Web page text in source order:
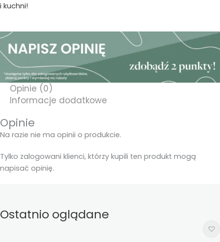
i kuchni!
Opinie (0)
Informacje dodatkowe
Opinie
Na razie nie ma opinii o produkcie.
Tylko zalogowani klienci, którzy kupili ten produkt mogą
napisać opinię.
Ostatnio oglądane